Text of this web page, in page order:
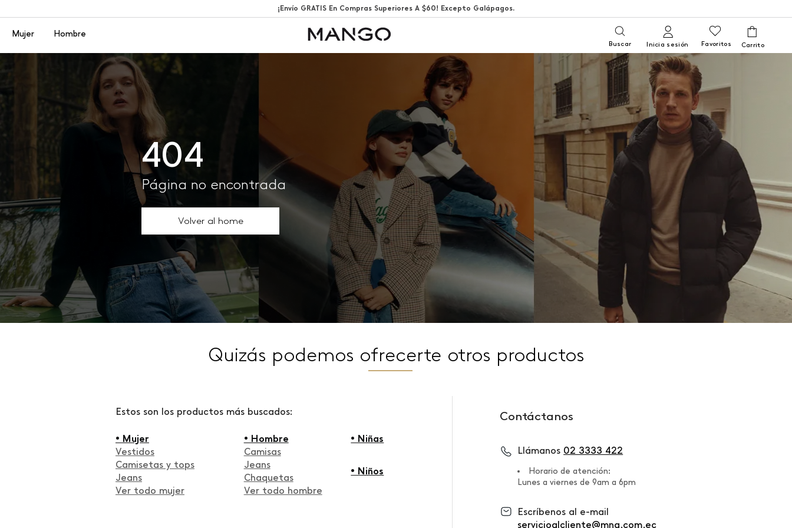
¡Envío GRATIS En Compras Superiores A $60! Excepto Galápagos.
Menú
Mujer Hombre
Buscar Inicia sesión Favoritos
404
Página no encontrada
Volver al home
Quizás podemos ofrecerte otros productos
Estos son los productos más buscados:
• Mujer
Vestidos
Camisetas y tops
Jeans
Ver todo mujer
• Hombre
Camisas
Jeans
Chaquetas
Ver todo hombre
• Niñas
• Niños
Contáctanos
Llámanos 02 3333 422
Horario de atención:
Lunes a viernes de 9am a 6pm
Escríbenos al e-mail
servicioalcliente@mng.com.ec